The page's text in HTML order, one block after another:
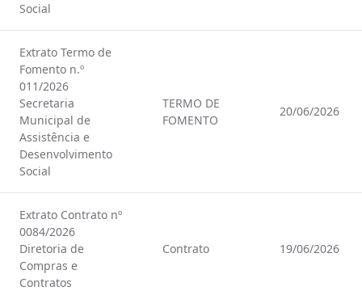
Social
Extrato Termo de
Fomento n.º
011/2026
Secretaria
Municipal de
Assistência e
Desenvolvimento
Social
TERMO DE
FOMENTO
20/06/2026
Extrato Contrato nº
0084/2026
Diretoria de
Compras e
Contratos
Contrato 19/06/2026